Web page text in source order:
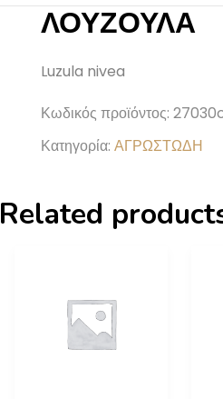
ΛΟΥΖΟΥΛΑ
Luzula nivea
Κωδικός προϊόντος:
Κατηγορία: ΑΓΡΩΣΤΩΔΗ
Related